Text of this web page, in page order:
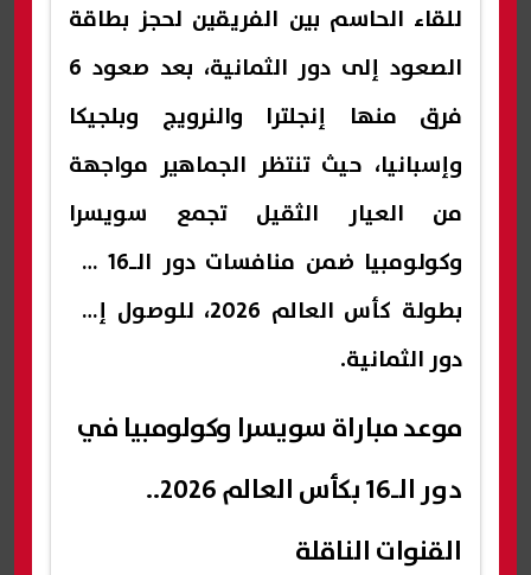
للقاء الحاسم بين الفريقين لحجز بطاقة
الصعود إلى دور الثمانية، بعد صعود 6
فرق منها إنجلترا والنرويج وبلجيكا
وإسبانيا، حيث تنتظر الجماهير مواجهة
من العيار الثقيل تجمع سويسرا
وكولومبيا ضمن منافسات دور الـ16 من
بطولة كأس العالم 2026، للوصول إلى
دور الثمانية.
موعد مباراة سويسرا وكولومبيا في
دور الـ16 بكأس العالم 2026..
القنوات الناقلة